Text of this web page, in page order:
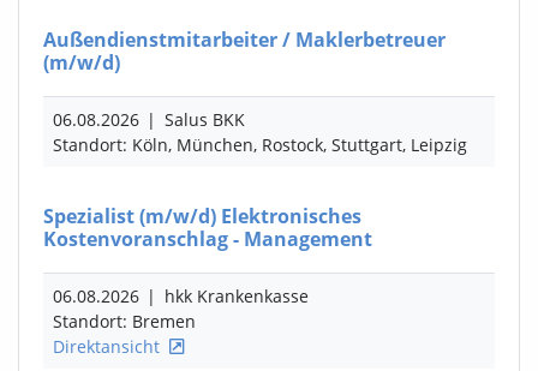
Außendienstmitarbeiter / Maklerbetreuer
(m/w/d)
06.08.2026 | Salus BKK
Standort: Köln, München, Rostock, Stuttgart, Leipzig
Spezialist(m/w/d) Elektronisches
Kostenvoranschlag - Management
06.08.2026 | hkk Krankenkasse
Standort: Bremen
Direktansicht